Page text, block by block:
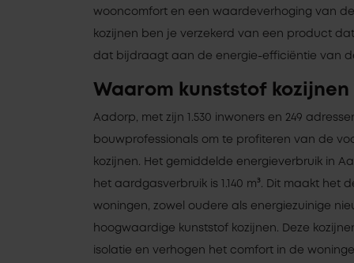
wooncomfort en een waardeverhoging van
kozijnen ben je verzekerd van een product
dat bijdraagt aan de energie-efficiëntie van
Waarom kunststof kozijnen
Aadorp, met zijn 1.530 inwoners en 249
bouwprofessionals om te profiteren van de
kozijnen. Het gemiddelde energieverbruik in
het aardgasverbruik is 1.140 m³. Dit maakt het
woningen, zowel oudere als energiezuinige
hoogwaardige kunststof kozijnen. Deze
isolatie en verhogen het comfort in de